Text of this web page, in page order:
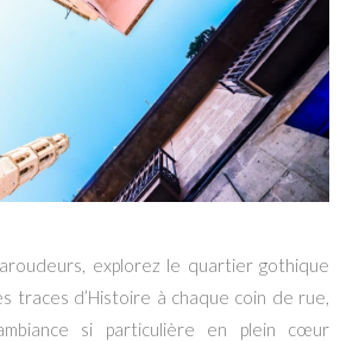
explorez le quartier gothique
traces d’Histoire à chaque coin de rue,
si particulière en plein cœur